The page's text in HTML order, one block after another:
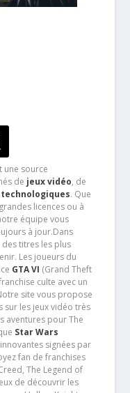
une source
de jeux vidéo, de
. Que
licences ou à
équipe vous
à jour.Dans
titres les plus
Les joueurs du
GTA VI (Grand Theft
culte avec un
site vous propose
sur les jeux vidéo très
aventures pour The
Star Wars
signées par
fan de franchises
The Legend of
de découvrir les